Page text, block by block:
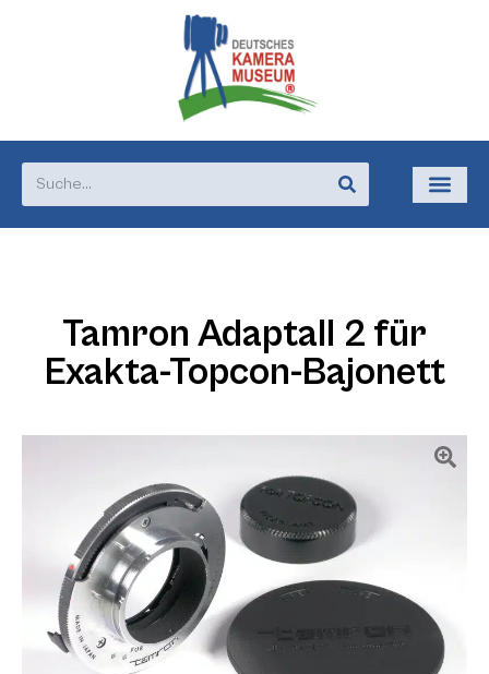
Tamron Adaptall 2 für
Exakta-Topcon-Bajonett